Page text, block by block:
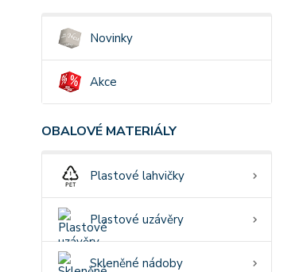
Novinky
Akce
OBALOVÉ MATERIÁLY
Plastové lahvičky
Plastové uzávěry
Skleněné nádoby